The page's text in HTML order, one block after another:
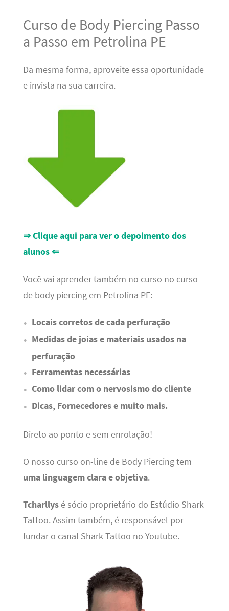
Curso de Body Piercing Passo
a Passo em Petrolina PE
Da mesma forma, aproveite essa oportunidade
e invista na sua carreira.
⇒ Clique aqui para ver o depoimento dos
alunos ⇐
Você vai aprender também no curso no curso
de body piercing em Petrolina PE:
Locais corretos de cada perfuração
Medidas de joias e materiais usados na
perfuração
Ferramentas necessárias
Como lidar com o nervosismo do cliente
Dicas, Fornecedores e muito mais.
Direto ao ponto e sem enrolação!
O nosso curso on-line de Body Piercing tem
uma linguagem clara e objetiva.
Tcharllysé sócio proprietário do Estúdio Shark
Tattoo. Assim também, é responsável por
fundar o canal Shark Tattoo no Youtube.